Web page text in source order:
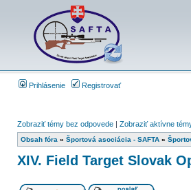
Prihlásenie Registrovať
Zobraziť témy bez odpovede | Zobraziť aktívne
Obsah fóra » Športová asociácia - SAFTA »
XIV. Field Target Slovak